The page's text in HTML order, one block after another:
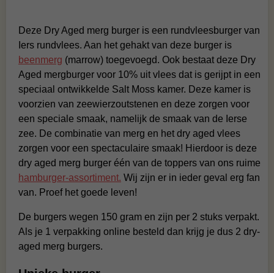
Deze Dry Aged merg burger is een rundvleesburger van
Iers rundvlees. Aan het gehakt van deze burger is
beenmerg (marrow) toegevoegd. Ook bestaat deze Dry
Aged mergburger voor 10% uit vlees dat is gerijpt in een
speciaal ontwikkelde Salt Moss kamer. Deze kamer is
voorzien van zeewierzoutstenen en deze zorgen voor
een speciale smaak, namelijk de smaak van de Ierse
zee. De combinatie van merg en het dry aged vlees
zorgen voor een spectaculaire smaak! Hierdoor is deze
dry aged merg burger één van de toppers van ons ruime
hamburger-assortiment. Wij zijn er in ieder geval erg fan
van. Proef het goede leven!
De burgers wegen 150 gram en zijn per 2 stuks verpakt.
Als je 1 verpakking online besteld dan krijg je dus 2 dry-
aged merg burgers.